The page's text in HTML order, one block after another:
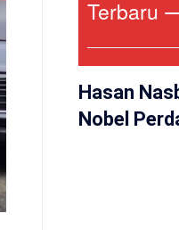
Terbaru
Hasan
Nobel